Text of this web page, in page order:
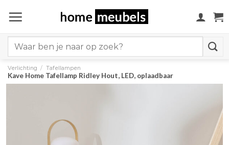
naar
for:
Verlichting / Tafellampen
Kave Home Tafellamp Ridley Hout, LED, oplaadbaar